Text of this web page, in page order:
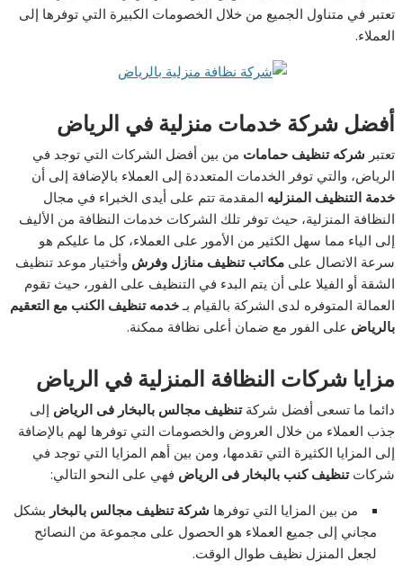
تعتبر في متناول الجميع من خلال الخصومات الكبيرة التي توفرها إلى
العملاء.
أفضل شركة خدمات منزلية في الرياض
تعتبر شركه تنظيف حمامات من بين أفضل الشركات التي توجد في
الرياض، والتي توفر الخدمات المتعددة إلى العملاء بالإضافة إلى أن
خدمة التنظيف المنزليه المقدمة تتم على أيدى الخبراء في مجال
النظافة المنزلية، حيث توفر تلك الشركات خدمات النظافة من الأليف
إلى الياء مما سهل الكثير من الأمور على العملاء، كل ما عليكم هو
سرعة الاتصال علىمكاتب تنظيف منازل وفرش وأختيار موعد تنظيف
الشقة أو الفيلا على أن يتم البدء في التنظيف على الفور، حيث تقوم
العمالة المتوفره لدى الشركة بالقيام بـخدمه تنظيف الكنب مع التعقيم
بالرياض على الفور مع ضمان أعلى نظافة ممكنة.
مزايا شركات النظافة المنزلية في الرياض
دائما ما تسعى أفضل شركةتنظيف مجالس بالبخار فى الرياض إلى
جذب العملاء من خلال العروض والخصومات التي توفرها لهم بالإضافة
إلى المزايا الكثيرة التي تقدمها، ومن بين أهم المزايا التي توجد في
شركاتتنظيف كنب بالبخار فى الرياض فهي على النحو التالي:
من بين المزايا التي توفرها شركة تنظيف مجالس بالبخار بشكل
مجاني إلى جميع العملاء هو الحصول على مجموعة من النصائح
لجعل المنزل نظيف طوال الوقت.